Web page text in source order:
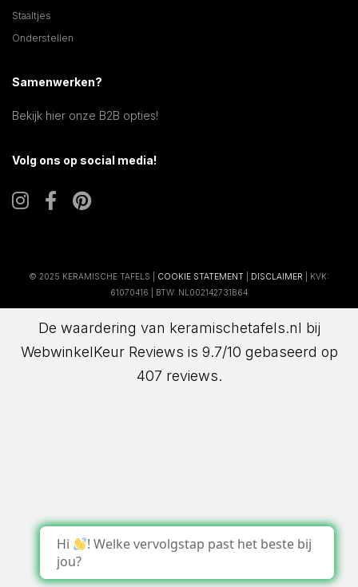
Staaltjes
Onderstellen
Samenwerken?
Bekijk hier onze B2B opties!
Volg ons op social media!
© 2025 KERAMISCHE TAFELS | COOKIE STATEMENT DISCLAIMER | KVK:
61070416 | BTW: NL002142731B64
De waardering van keramischetafels.nl bij
WebwinkelKeur Reviews is 9.7/10 gebaseerd op
407 reviews.
Hi
! Welke vervolgstap past het beste bij
jou?